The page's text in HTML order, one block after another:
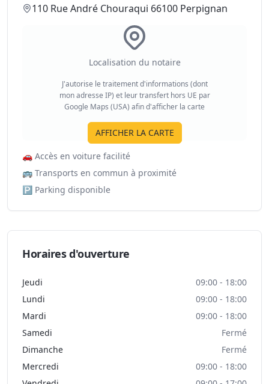
110 Rue André Chouraqui 66100 Perpignan
Localisation du notaire
J'autorise le traitement d'informations (dont
mon adresse IP) et leur transfert hors UE par
Google Maps (USA) afin d'afficher la carte
AFFICHER LA CARTE
🚗 Accès en voiture facilité
🚌 Transports en commun à proximité
🅿️ Parking disponible
Horaires d'ouverture
Jeudi
09:00 - 18:00
Lundi
09:00 - 18:00
Mardi
09:00 - 18:00
Samedi
Fermé
Dimanche
Fermé
Mercredi
09:00 - 18:00